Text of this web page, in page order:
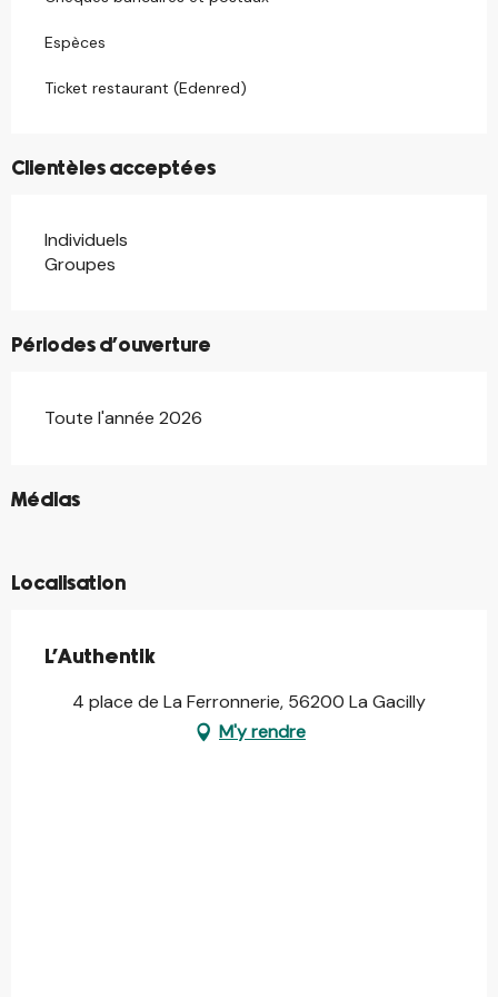
Espèces
Ticket restaurant (Edenred)
Clientèles acceptées
Individuels
Groupes
Périodes d'ouverture
Toute l'année 2026
Médias
©
©
Localisation
L'Authentik
4 place de La Ferronnerie, 56200 La Gacilly
M'y rendre